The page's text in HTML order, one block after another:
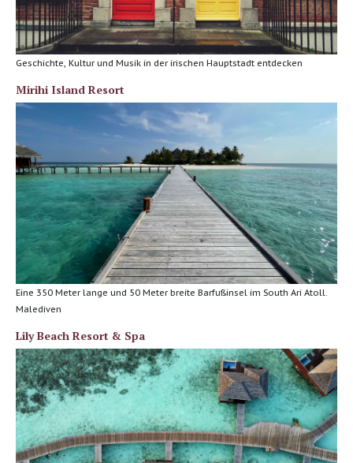
Geschichte, Kultur und Musik in der irischen Hauptstadt entdecken
Mirihi Island Resort
Eine 350 Meter lange und 50 Meter breite Barfußinsel im South Ari Atoll.
Malediven
Lily Beach Resort & Spa